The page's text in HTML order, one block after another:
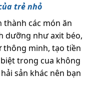
trẻ nhỏ
thành các món ăn
dưỡng như axit béo,
thông minh, tạo tiền
trong cua không
sản khác nên bạn